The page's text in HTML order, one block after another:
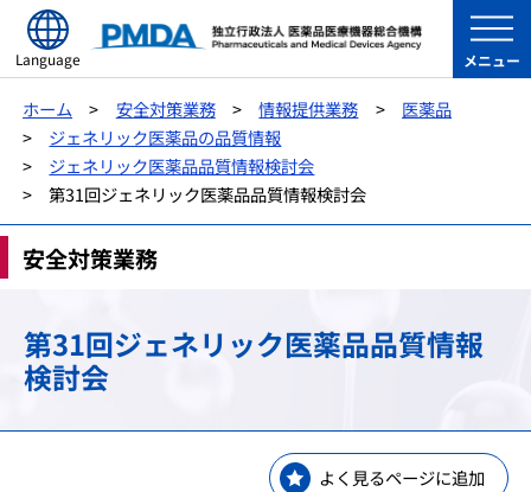
Language メニュー
ホーム 安全対策業務 情報提供業務
医薬品
ジェネリック医薬品の品質情報
ジェネリック医薬品品質情報検討会
第31回ジェネリック医薬品品質情報検討会
安全対策業務
第31回ジェネリック医薬品品質情報
検討会
よく見るページに追加